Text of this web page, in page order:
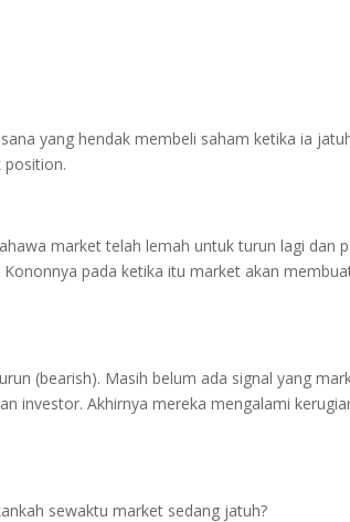
yang hendak membeli saham ketika ia
position.
market telah lemah untuk turun lagi dan
pada ketika itu market akan
(bearish). Masih belum ada signal yang
investor. Akhirnya mereka mengalami
sewaktu market sedang jatuh?